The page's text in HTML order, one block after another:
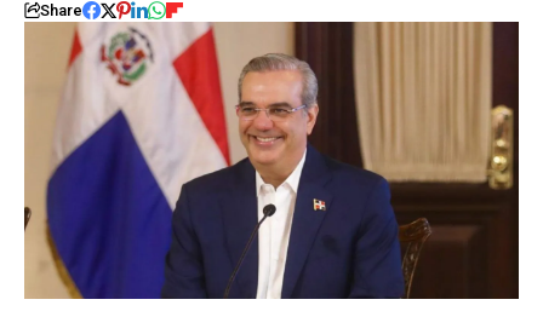
Share